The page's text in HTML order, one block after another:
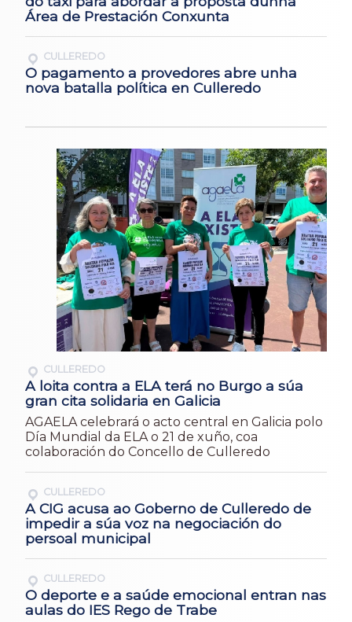
Área de Prestación Conxunta
CULLEREDO
O pagamento a provedores abre unha
nova batalla política en Culleredo
CULLEREDO
A loita contra a ELA terá no Burgo a súa
gran cita solidaria en Galicia
AGAELA celebrará o acto central en Galicia polo
Día Mundial da ELA o 21 de xuño, coa
colaboración do Concello de Culleredo
CULLEREDO
A CIG acusa ao Goberno de Culleredo de
impedir a súa voz na negociación do
persoal municipal
CULLEREDO
O deporte e a saúde emocional entran nas
aulas do IES Rego de Trabe